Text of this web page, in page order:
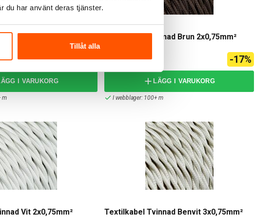
du har använt deras tjänster.
Tillåt alla
Benvit 2x0,75mm²
-17%
I VARUKORG
m
Textilkabel Tvinnad Brun 2x0,75mm²
-17%
LÄGG I VARUKORG
I webblager: 100+ m
Vit 2x0,75mm² Textilkabel Tvinnad Benvit 3x0,75mm²